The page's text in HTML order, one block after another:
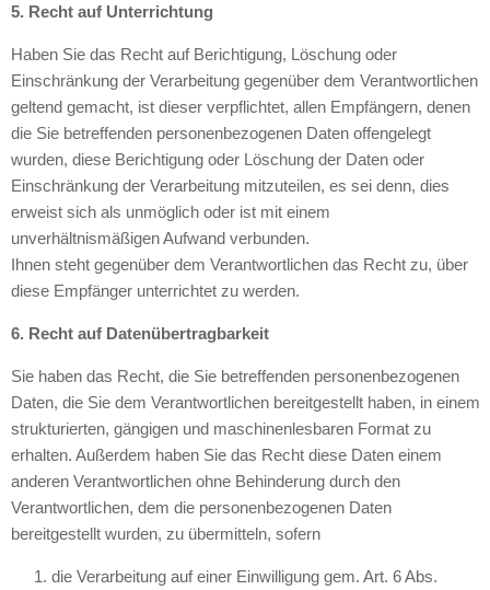
5. Recht auf Unterrichtung
Haben Sie das Recht auf Berichtigung, Löschung oder
Einschränkung der Verarbeitung gegenüber dem Verantwortlichen
geltend gemacht, ist dieser verpflichtet, allen Empfängern, denen
die Sie betreffenden personenbezogenen Daten offengelegt
wurden, diese Berichtigung oder Löschung der Daten oder
Einschränkung der Verarbeitung mitzuteilen, es sei denn, dies
erweist sich als unmöglich oder ist mit einem
unverhältnismäßigen Aufwand verbunden.
Ihnen steht gegenüber dem Verantwortlichen das Recht zu, über
diese Empfänger unterrichtet zu werden.
6. Recht auf Datenübertragbarkeit
Sie haben das Recht, die Sie betreffenden personenbezogenen
Daten, die Sie dem Verantwortlichen bereitgestellt haben, in einem
strukturierten, gängigen und maschinenlesbaren Format zu
erhalten. Außerdem haben Sie das Recht diese Daten einem
anderen Verantwortlichen ohne Behinderung durch den
Verantwortlichen, dem die personenbezogenen Daten
bereitgestellt wurden, zu übermitteln, sofern
die Verarbeitung auf einer Einwilligung gem. Art. 6 Abs.